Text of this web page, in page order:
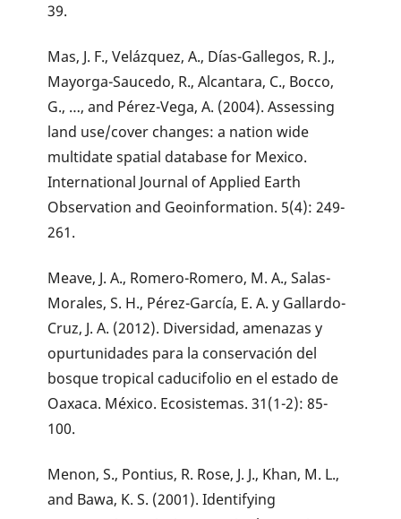
39.
Mas, J. F., Velázquez, A., Días-Gallegos, R. J.,
Mayorga-Saucedo, R., Alcantara, C., Bocco,
G., …, and Pérez-Vega, A. (2004). Assessing
land use/cover changes: a nation wide
multidate spatial database for Mexico.
International Journal of Applied Earth
Observation and Geoinformation. 5(4): 249-
261.
Meave, J. A., Romero-Romero, M. A., Salas-
Morales, S. H., Pérez-García, E. A. y Gallardo-
Cruz, J. A. (2012). Diversidad, amenazas y
opurtunidades para la conservación del
bosque tropical caducifolio en el estado de
Oaxaca. México. Ecosistemas. 31(1-2): 85-
100.
Menon, S., Pontius, R. Rose, J. J., Khan, M. L.,
and Bawa, K. S. (2001). Identifying